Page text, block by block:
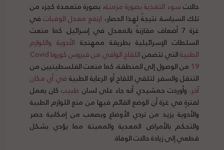
حالاتسوء التغذية بصورةمزمنة، بصورة متعمدة كجزء من
تلك السياسة. نتيجةً لهذا الحصار، ارتفع معدل الوفيات في
غزة 7 أضعاف مقارنةً بالمعدل في إسرائيل. كما منعت
السلطات الإسرائيلية بطريقة ممهنجة الأدوية واللوازم
الطبيةالتي تتضمناللقاحالواقيمنفيروسكوروناCovid
19 من الوصول إلى المنطقة، كما منعت الفلسطينيين من
التنقل والسفر لتلقي اللقاح أو الرعاية الطبيةفيأي مكان
آخر. وأوردت جمشيدي أنه جاء على لسان طبيبكان يعمل
لفترةٍ في غزة أن الوضع القائم فيها من منع اللوازم الطبية
والأدوية يزيد من تردي الأوضاع ويصعب من إمكانية حصر
والتحكم بالأمراض المعدية والمميتة مما يؤدي بشكل
قطعي إلى زيادة حالات الوفاة.